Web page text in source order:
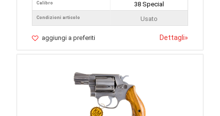
Calibro
Condizioni articolo
38 Special
Usato
aggiungi a preferiti Dettagli»